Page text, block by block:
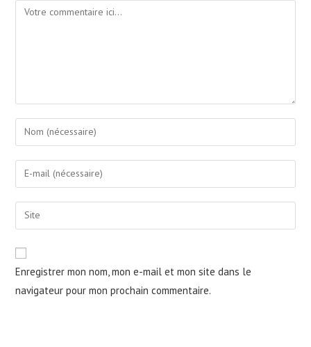
Comment
Enter
your
name
comment
Enter
your
email
address
Saisir
l’URL
votre
site
(facultatif)
Enregistrer mon nom, mon e-mail et mon site dans le
navigateur pour mon prochain commentaire.